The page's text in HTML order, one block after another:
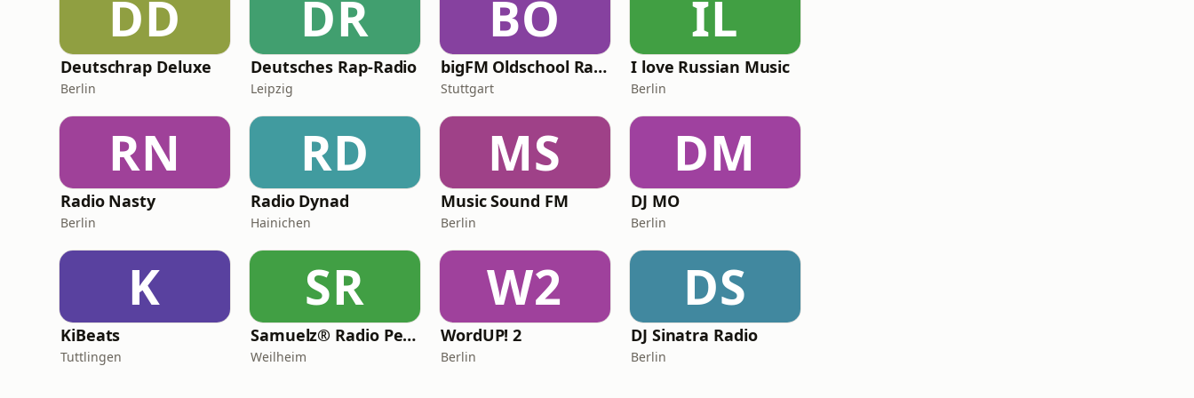
DD
Deutschrap Deluxe
Berlin
DR
Deutsches Rap-Radio
Leipzig
BO
bigFM Oldschool Rap & Hip-Hop
Stuttgart
IL
I love Russian Music
Berlin
RN
Radio Nasty
Berlin
RD
Radio Dynad
Hainichen
MS
Music Sound FM
Berlin
DM
DJ MO
Berlin
K
KiBeats
Tuttlingen
SR
Samuelz® Radio Peace & Excellence 24/7
Weilheim
W2
WordUP! 2
Berlin
DS
DJ Sinatra Radio
Berlin